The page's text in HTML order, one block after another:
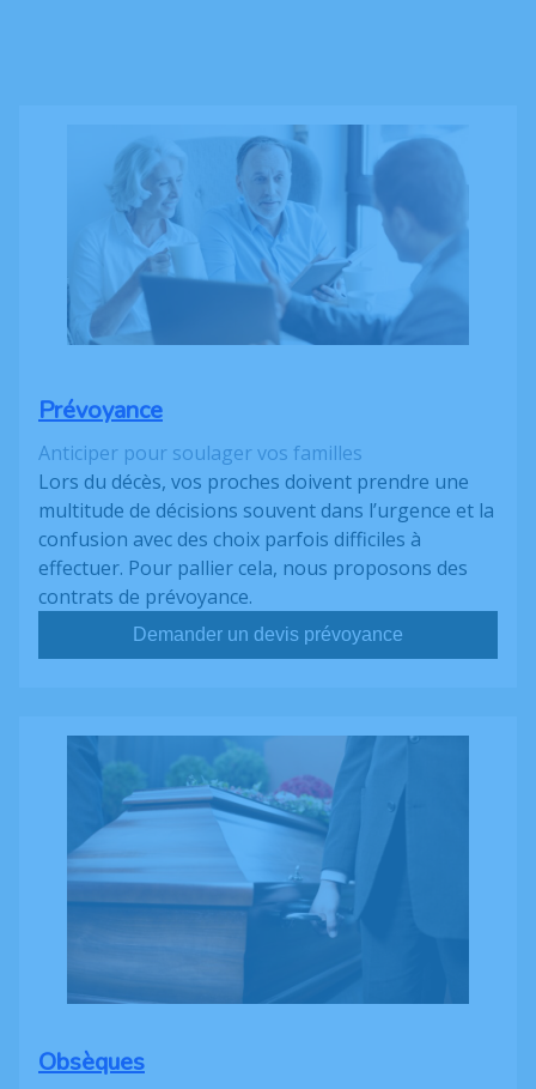
Prévoyance
Anticiper pour soulager vos familles
Lors du décès, vos proches doivent prendre une
multitude de décisions souvent dans l’urgence et la
confusion avec des choix parfois difficiles à
effectuer. Pour pallier cela, nous proposons des
contrats de prévoyance.
Demander un devis prévoyance
Obsèques